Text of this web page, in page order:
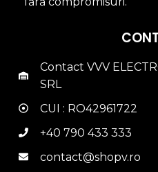
Contact VVV
SRL
CUI : RO42961722
+40 790 433 333
contact@shopv.ro